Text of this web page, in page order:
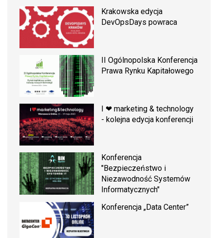
Krakowska edycja
DevOpsDays powraca
II Ogólnopolska Konferencja
Prawa Rynku Kapitałowego
I ❤ marketing & technology
- kolejna edycja konferencji
Konferencja
"Bezpieczeństwo i
Niezawodność Systemów
Informatycznych"
Konferencja „Data Center”